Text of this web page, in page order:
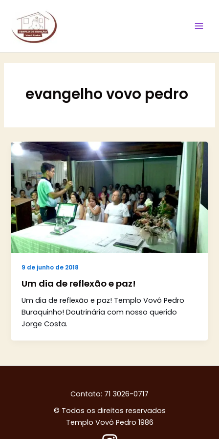
conteúdo
evangelho vovo pedro
9 de junho de 2018
Um dia de reflexão e paz!
Um dia de reflexão e paz! Templo Vovô Pedro
Buraquinho! Doutrinária com nosso querido
Jorge Costa.
Contato: 71 3026-0717
© Todos os direitos reservados
Templo Vovô Pedro 1986